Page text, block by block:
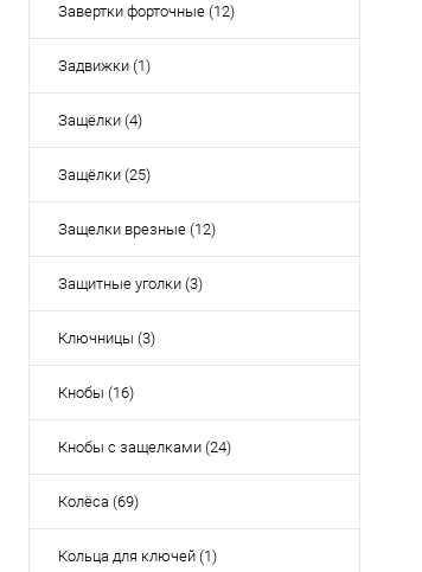
Завертки форточные (12)
Задвижки (1)
Защёлки (4)
Защёлки (25)
Защелки врезные (12)
Защитные уголки (3)
Ключницы (3)
Кнобы (16)
Кнобы с защелками (24)
Колёса (69)
Кольца для ключей (1)